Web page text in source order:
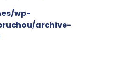
wp-
archive-